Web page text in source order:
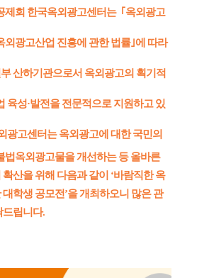
제회 한국옥외광고센터는 ｢옥외광고
외광고산업 진흥에 관한 법률｣에 따라
산하기관으로서 옥외광고의 획기적
육성·발전을 전문적으로 지원하고 있
광고센터는 옥외광고에 대한 국민의
법옥외광고물을 개선하는 등 올바른
산을 위해 다음과 같이 ‘바람직한 옥
학생 공모전’을 개최하오니 많은 관
드립니다.